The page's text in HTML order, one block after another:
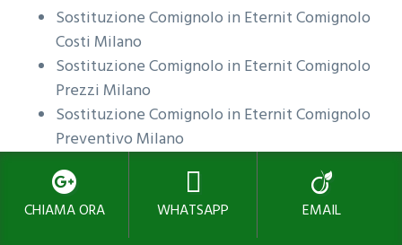
Sostituzione Comignolo in Eternit Comignolo
Costi Milano
Sostituzione Comignolo in Eternit Comignolo
Prezzi Milano
Sostituzione Comignolo in Eternit Comignolo
Preventivo Milano
Sostituzione Comignolo in Eternit Comignolo
Offerta Milano
CHIAMA ORA WHATSAPP EMAIL